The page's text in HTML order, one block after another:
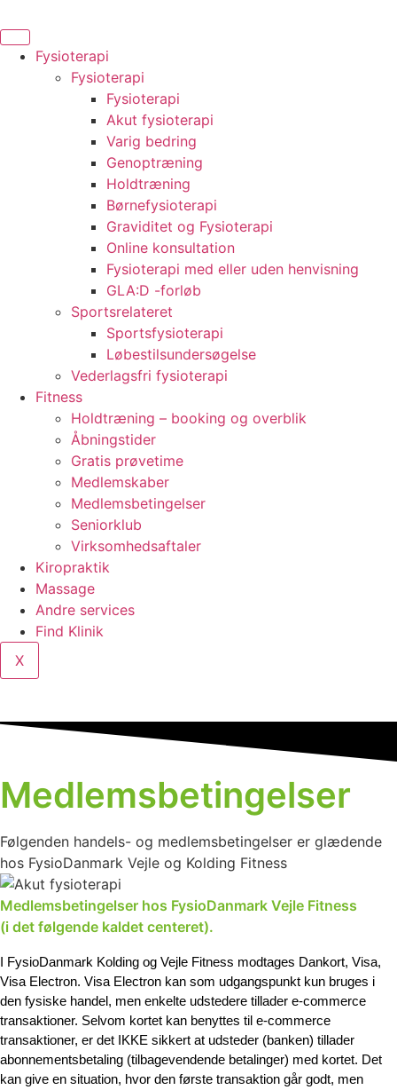
til
indholdFysioterapi
Fysioterapi
Fysioterapi
Akut fysioterapi
Varig bedring
Genoptræning
Holdtræning
Børnefysioterapi
Graviditet og Fysioterapi
Online konsultation
Fysioterapi med eller uden henvisning
GLA:D -forløb
Sportsrelateret
Sportsfysioterapi
Løbestilsundersøgelse
Vederlagsfri fysioterapi
Fitness
Holdtræning – booking og overblik
Åbningstider
Gratis prøvetime
Medlemskaber
Medlemsbetingelser
Seniorklub
Virksomhedsaftaler
Kiropraktik
Massage
Andre services
Find Klinik
X
Medlemsbetingelser
Følgenden handels- og medlemsbetingelser er glædende
hos FysioDanmark Vejle og Kolding Fitness
Medlemsbetingelser hos FysioDanmark Vejle Fitness
(i det følgende kaldet centeret).
I FysioDanmark Kolding og Vejle Fitness modtages Dankort, Visa,
Visa Electron. Visa Electron kan som udgangspunkt kun bruges i
den fysiske handel, men enkelte udstedere tillader e-commerce
transaktioner. Selvom kortet kan benyttes til e-commerce
transaktioner, er det IKKE sikkert at udsteder (banken) tillader
abonnementsbetaling (tilbagevendende betalinger) med kortet. Det
kan give en situation, hvor den første transaktion går godt, men